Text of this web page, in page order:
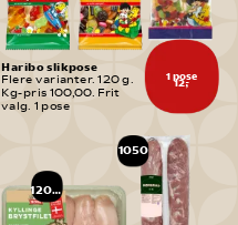
1 pose
12,-
Haribo slikpose
Flere varianter. 120 g.
Kg-pris 100,00. Frit
valg. 1 pose
1200
g
1050
1400